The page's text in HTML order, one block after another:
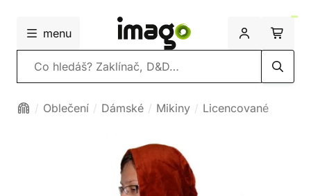
menu
Vyhledávání
Oblečení Dámské Mikiny Licencované